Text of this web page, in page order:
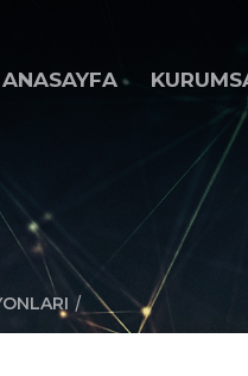
ANASAYFA
/